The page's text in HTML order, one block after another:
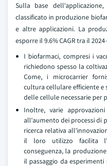
Sulla base
classificato in produzione
e altre applicazioni. La
esporre il 9.6% CAGR tra il 2024
I biofarmaci, compresi i
richiedono spesso la
Come, i microcarrier
cultura cellulare efficiente e
delle cellule necessarie per
Inoltre, varie
all'aumento dei processi di
ricerca relativa
il loro utilizzo facilita
conseguenza, la
il passaggio da